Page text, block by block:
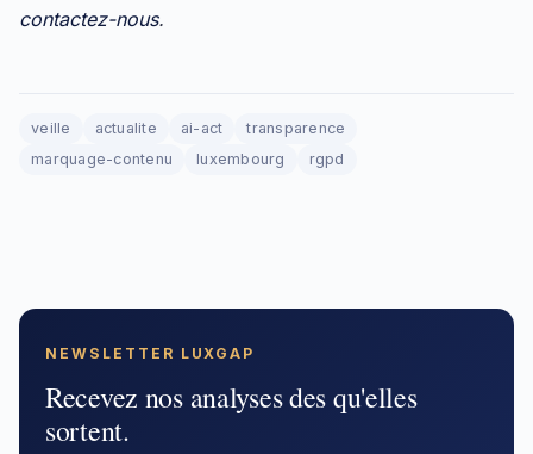
contactez-nous.
veille actualite ai-act
transparence
marquage-contenu
luxembourg rgpd
NEWSLETTER LUXGAP
Recevez nos analyses des qu'elles
sortent.